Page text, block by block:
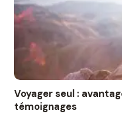
Voyager seul :
témoignages